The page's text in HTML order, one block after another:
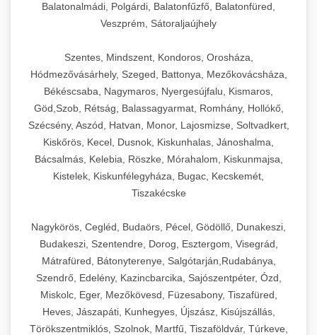
Balatonalmádi, Polgárdi, Balatonfűzfő, Balatonfüred,
Veszprém, Sátoraljaújhely
Szentes, Mindszent, Kondoros, Orosháza,
Hódmezővásárhely, Szeged, Battonya, Mezőkovácsháza,
Békéscsaba, Nagymaros, Nyergesújfalu, Kismaros,
Göd,Szob, Rétság, Balassagyarmat, Romhány, Hollókő,
Szécsény, Aszód, Hatvan, Monor, Lajosmizse, Soltvadkert,
Kiskőrös, Kecel, Dusnok, Kiskunhalas, Jánoshalma,
Bácsalmás, Kelebia, Röszke, Mórahalom, Kiskunmajsa,
Kistelek, Kiskunfélegyháza, Bugac, Kecskemét,
Tiszakécske
Nagykörös, Cegléd, Budaörs, Pécel, Gödöllő, Dunakeszi,
Budakeszi, Szentendre, Dorog, Esztergom, Visegrád,
Mátrafüred, Bátonyterenye, Salgótarján,Rudabánya,
Szendrő, Edelény, Kazincbarcika, Sajószentpéter, Ózd,
Miskolc, Eger, Mezőkövesd, Füzesabony, Tiszafüred,
Heves, Jászapáti, Kunhegyes, Újszász, Kisújszállás,
Törökszentmiklós, Szolnok, Martfű, Tiszaföldvár, Túrkeve,